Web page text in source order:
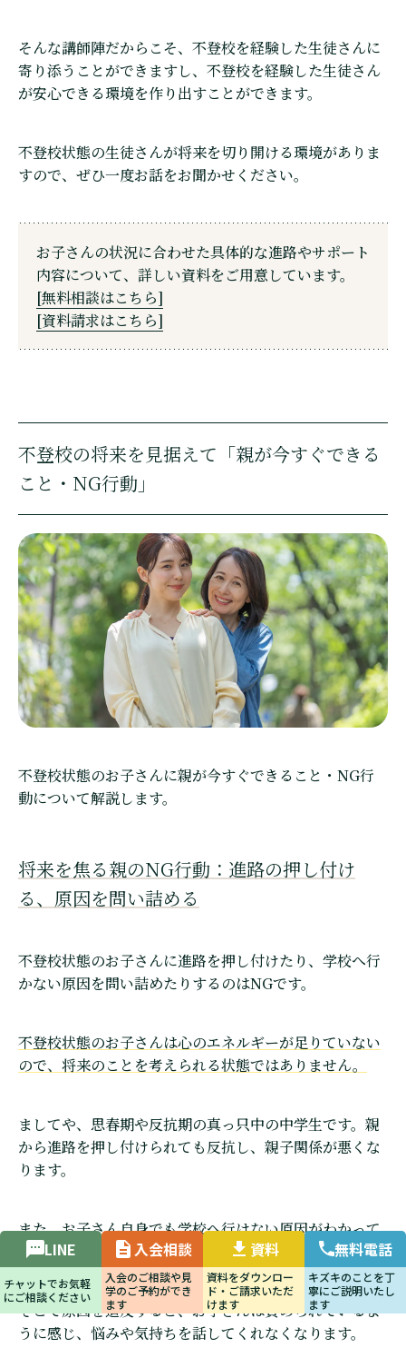
LINE
チャットでお気軽
にご相談ください
入会相談
入会のご相談や見
学のご予約ができ
ます
資料
資料をダウンロー
ド・ご請求いただ
けます
無料電話
キズキのことを丁
寧にご説明いたし
ます
そんな講師陣だからこそ、不登校を経験した生徒さんに
寄り添うことができますし、不登校を経験した生徒さん
が安心できる環境を作り出すことができます。
不登校状態の生徒さんが将来を切り開ける環境がありま
すので、ぜひ一度お話をお聞かせください。
お子さんの状況に合わせた具体的な進路やサポート
内容について、詳しい資料をご用意しています。
[無料相談はこちら]
[資料請求はこちら]
不登校の将来を見据えて「親が今すぐできる
こと・NG行動」
不登校状態のお子さんに親が今すぐできること・NG行
動について解説します。
将来を焦る親のNG行動：進路の押し付け
る、原因を問い詰める
不登校状態のお子さんに進路を押し付けたり、学校へ行
かない原因を問い詰めたりするのはNGです。
不登校状態のお子さんは心のエネルギーが足りていない
ので、将来のことを考えられる状態ではありません。
ましてや、思春期や反抗期の真っ只中の中学生です。親
から進路を押し付けられても反抗し、親子関係が悪くな
ります。
また、お子さん自身でも学校へ行けない原因がわかって
いないことも珍しくありません。
そこで原因を追及すると、お子さんは責められているよ
うに感じ、悩みや気持ちを話してくれなくなります。